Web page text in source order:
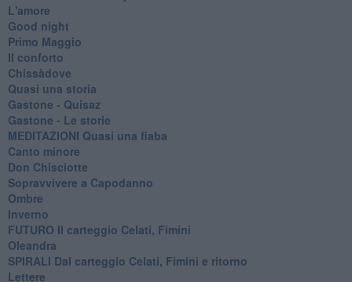
L'amore
Good night
Primo Maggio
Il conforto
Chissàdove
Quasi una storia
Gastone - Quisaz
Gastone - Le storie
MEDITAZIONI Quasi una fiaba
Canto minore
Don Chisciotte
Sopravvivere a Capodanno
Ombre
Inverno
FUTURO Il carteggio Celati, Fimini
Oleandra
SPIRALI Dal carteggio Celati, Fimini e ritorno
Lettere